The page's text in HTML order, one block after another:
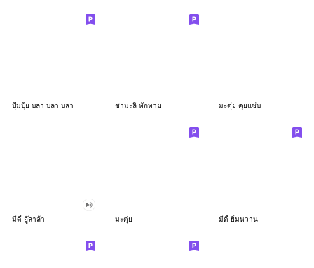
ปุ้มปุ้ย บลา บลา บลา ชามะลิ ทักทาย มะตุ่ย คุยแซ่บ
มีดี้ อู๊ลาล้า มะตุ่ย มีดี้ ยิ้มหวาน